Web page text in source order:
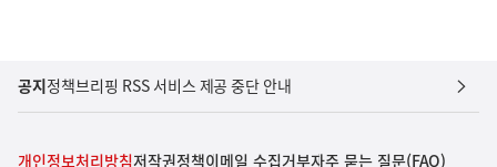
공지정책브리핑 RSS 서비스 제공 중단 안내
개인정보처리방침저작권정책이메일 수집거부자주 묻는 질문(FAQ)